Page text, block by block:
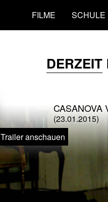
FILME SCHULE
DERZEIT
CASANOVA
(23.01.2015)
Trailer anschauen